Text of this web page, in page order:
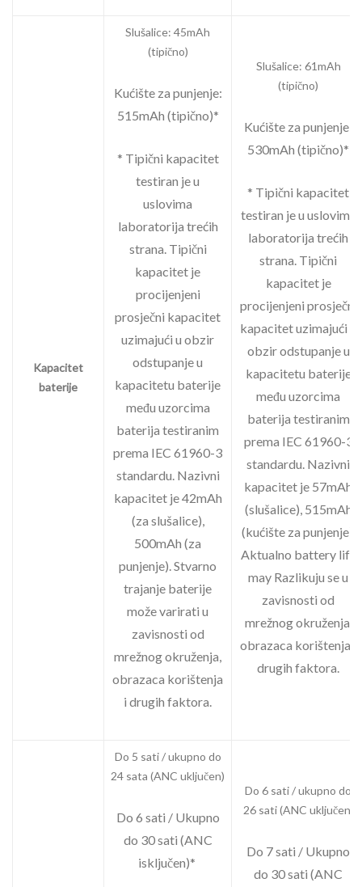
Kapacitet
baterije
Slušalice: 45mAh
(tipično)
Kućište za punjenje:
515mAh (tipično)*
* Tipični kapacitet
testiran je u
uslovima
laboratorija trećih
strana. Tipični
kapacitet je
procijenjeni
prosječni kapacitet
uzimajući u obzir
odstupanje u
kapacitetu baterije
među uzorcima
baterija testiranim
prema IEC 61960-3
standardu. Nazivni
kapacitet je 42mAh
(za slušalice),
500mAh (za
punjenje). Stvarno
trajanje baterije
može varirati u
zavisnosti od
mrežnog okruženja,
obrazaca korištenja
i drugih faktora.
Slušalice: 61mAh
(tipično)
Kućište za punjenje:
530mAh (tipično)*
* Tipični kapacitet
testiran je u uslovima
laboratorija trećih
strana. Tipični
kapacitet je
procijenjeni prosječni
kapacitet uzimajući u
obzir odstupanje u
kapacitetu baterije
među uzorcima
baterija testiranim
prema IEC 61960-3
standardu. Nazivni
kapacitet je 57mAh
(slušalice), 515mAh
(kućište za punjenje).
Aktualno battery life
may Razlikuju se u
zavisnosti od
mrežnog okruženja,
obrazaca korištenja i
drugih faktora.
Do 5 sati / ukupno do
24 sata (ANC uključen)
Do 6 sati / Ukupno
do 30 sati (ANC
isključen)*
Do 6 sati / ukupno do
26 sati (ANC uključen)
Do 7 sati / Ukupno
do 30 sati (ANC